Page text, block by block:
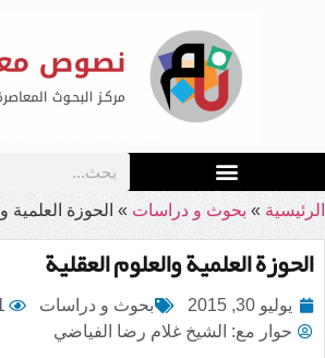
الرئيسية » بحوث و دراسات » الحوزة العلمية
الحوزة العلمية والعلوم العقلية
يوليو 30, 2015 بحوث و دراسات
حوار مع: الشيخ غلام رضا الفياضي